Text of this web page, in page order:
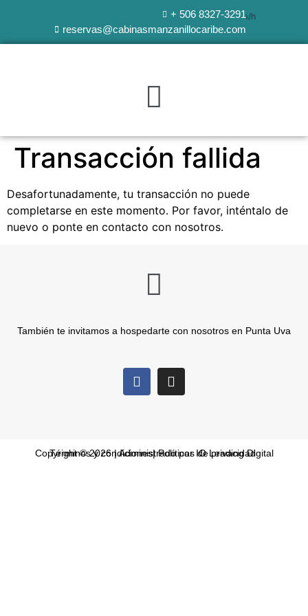
Muy nublado | 22°C | Viento: 12.4 km/h
+ 506 8327-3291
reservas@cabinasmanzanillocaribe.com
Transacción fallida
Desafortunadamente, tu transacción no puede
completarse en este momento. Por favor, inténtalo de
nuevo o ponte en contacto con nosotros.
También te invitamos a hospedarte con nosotros en Punta Uva
Términos y condiciones|Políticas de privacidad
Copyright © 2026 | Administrado por IO Leading Digital